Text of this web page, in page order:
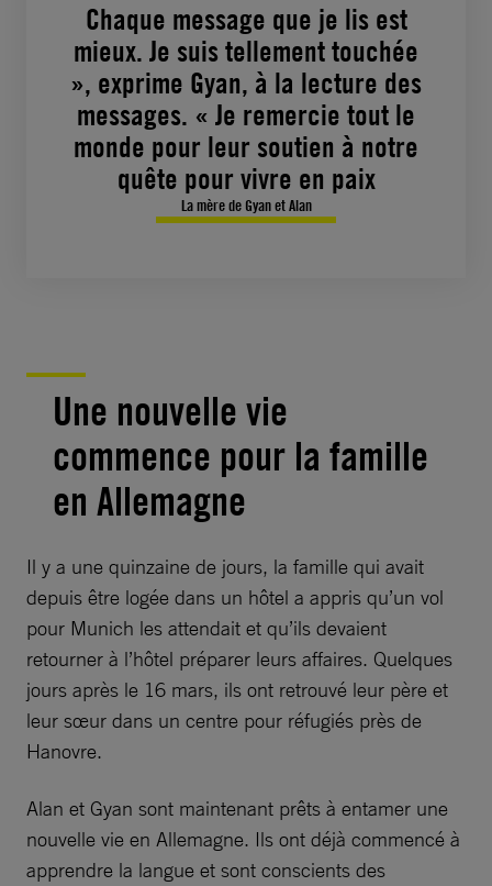
Chaque message que je lis est
mieux. Je suis tellement touchée
», exprime Gyan, à la lecture des
messages. « Je remercie tout le
monde pour leur soutien à notre
quête pour vivre en paix
La mère de Gyan et Alan
Une nouvelle vie
commence pour la famille
en Allemagne
Il y a une quinzaine de jours, la famille qui avait
depuis être logée dans un hôtel a appris qu’un vol
pour Munich les attendait et qu’ils devaient
retourner à l’hôtel préparer leurs affaires. Quelques
jours après le 16 mars, ils ont retrouvé leur père et
leur sœur dans un centre pour réfugiés près de
Hanovre.
Alan et Gyan sont maintenant prêts à entamer une
nouvelle vie en Allemagne. Ils ont déjà commencé à
apprendre la langue et sont conscients des